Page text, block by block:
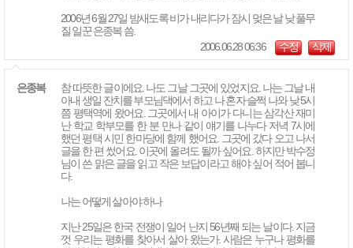
2006년 6월 27일 밤새도록 비가 내리다가 잠시 멎은 날 낮 풀무
질 일꾼 은종복 씀.
2006.06.28 06:36
수정 삭제
은종복
참 따뜻한 글이에요. 나도 그날 그곳에 있었지요. 나는 그날 내
아내 생일 잔치를 부모님댁에서 하고 나 혼자 슬쩍 나와 낮 5시
쯤 평택역에 왔어요. 그곳에서 내 아이가 다니는 삼각산 재미
난 학교 학부모를 한 분 만나 같이 얘기를 나누다 저녁 7시에
했던 평택 시민 한마당에 함께 했어요. 그곳에 갔다 오고 나서
글을 한 편 썼어요. 이곳에 올려도 될까 싶어요. 하지만 박수정
님이 쓴 맑은 글을 읽고 작은 보답이라고 해야 싶어 적어 봅니
다.
나는 어떻게 살아야 하나
지난 25일은 한국 전쟁이 일어 난지 56년째 되는 날이다. 지금
껏 우리는 평화를 찾아서 살아 왔는가. 사람은 누구나 평화를